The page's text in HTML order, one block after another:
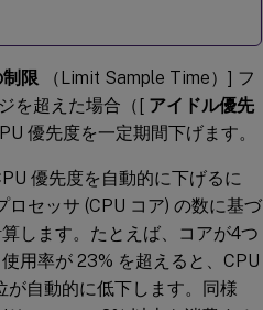
限 （Limit Sample Time）] フ
を超えた場合（[ アイドル優先
優先度を一定期間下げます。
優先度を自動的に下げるに
セッサ (CPU コア) の数に基づ
します。たとえば、コアが4つ
用率が 23% を超えると、CPU
が自動的に低下します。同様